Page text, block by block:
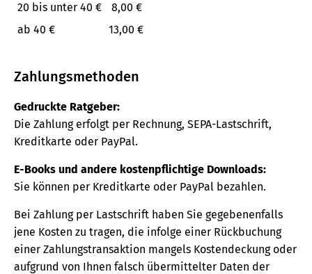
20 bis unter 40 €
8,00 €
ab 40 €
13,00 €
Zahlungsmethoden
Gedruckte Ratgeber:
Die Zahlung erfolgt per Rechnung, SEPA-Lastschrift,
Kreditkarte oder PayPal.
E-Books und andere kostenpflichtige Downloads:
Sie können per Kreditkarte oder PayPal bezahlen.
Bei Zahlung per Lastschrift haben Sie gegebenenfalls
jene Kosten zu tragen, die infolge einer Rückbuchung
einer Zahlungstransaktion mangels Kostendeckung oder
aufgrund von Ihnen falsch übermittelter Daten der